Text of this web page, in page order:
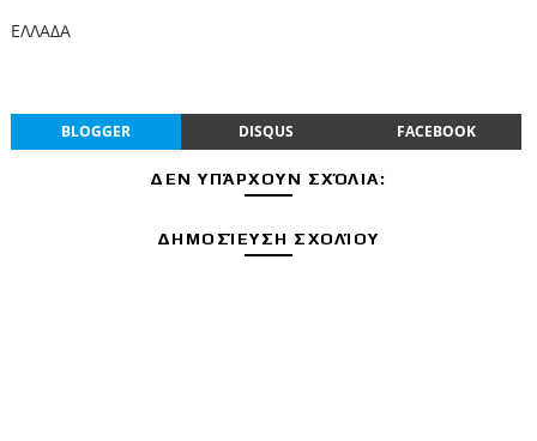
ΕΛΛΑΔΑ
BLOGGER DISQUS FACEBOOK
ΔΕΝ ΥΠΆΡΧΟΥΝ ΣΧΌΛΙΑ:
ΔΗΜΟΣΊΕΥΣΗ ΣΧΟΛΊΟΥ